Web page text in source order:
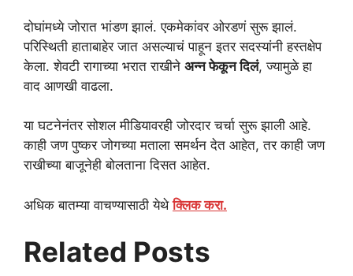
दोघांमध्ये जोरात भांडण झालं. एकमेकांवर ओरडणं सुरू झालं.
परिस्थिती हाताबाहेर जात असल्याचं पाहून इतर सदस्यांनी हस्तक्षेप
केला. शेवटी रागाच्या भरात राखीने अन्न फेकून दिलं, ज्यामुळे हा
वाद आणखी वाढला.
या घटनेनंतर सोशल मीडियावरही जोरदार चर्चा सुरू झाली आहे.
काही जण पुष्कर जोगच्या मताला समर्थन देत आहेत, तर काही जण
राखीच्या बाजूनेही बोलताना दिसत आहेत.
अधिक बातम्या वाचण्यासाठी येथेक्लिक करा.
Related Posts